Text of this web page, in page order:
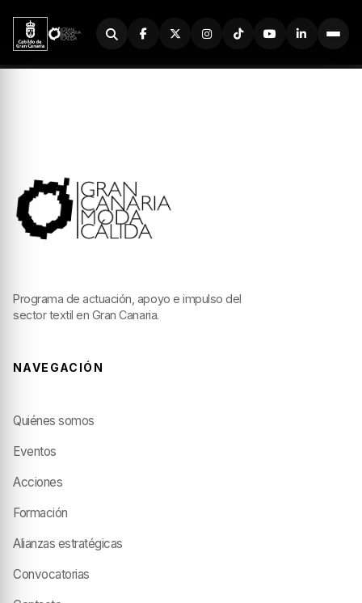
Buscador
Programa de actuación, apoyo e impulso del
sector textil en Gran Canaria.
NAVEGACIÓN
Quiénes somos
Eventos
Acciones
Formación
Alianzas estratégicas
Convocatorias